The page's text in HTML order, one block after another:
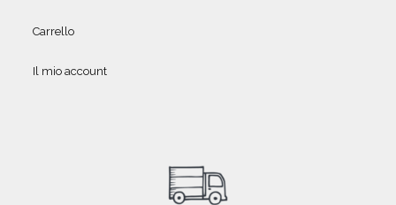
Carrello
Il mio account